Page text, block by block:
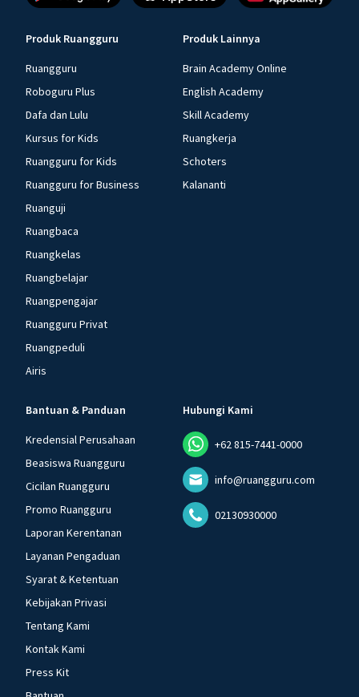
Produk Ruangguru
Ruangguru
Roboguru Plus
Dafa dan Lulu
Kursus for Kids
Ruangguru for Kids
Ruangguru for Business
Ruanguji
Ruangbaca
Ruangkelas
Ruangbelajar
Ruangpengajar
Ruangguru Privat
Ruangpeduli
Airis
Produk Lainnya
Brain Academy Online
English Academy
Skill Academy
Ruangkerja
Schoters
Kalananti
Bantuan & Panduan
Kredensial Perusahaan
Beasiswa Ruangguru
Cicilan Ruangguru
Promo Ruangguru
Laporan Kerentanan
Layanan Pengaduan
Syarat & Ketentuan
Kebijakan Privasi
Tentang Kami
Kontak Kami
Press Kit
Hubungi Kami
+62 815-7441-0000
info@ruangguru.com
02130930000